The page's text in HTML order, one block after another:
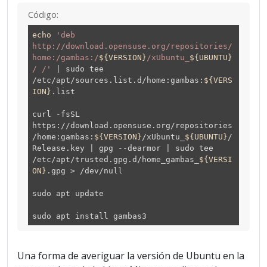
Código:
echo
'deb
http://download.opensuse.org/repositories/
home:/gambas:/${VERSION} /xUbuntu_ ${UBUNTU}
/ /'
| sudo tee
/etc/apt/sources.list.d/home:gambas: ${VERS
ION} .list
curl -fsSL
https://download.opensuse.org/repositories
/home:gambas: ${VERSION} /xUbuntu_ ${UBUNTU} /
Release.key | gpg --dearmor | sudo tee
/etc/apt/trusted.gpg.d/home_gambas_ ${VERSI
ON} .gpg > /dev/null
sudo apt update
sudo apt install gambas3
Una forma de averiguar la versión de Ubuntu en la